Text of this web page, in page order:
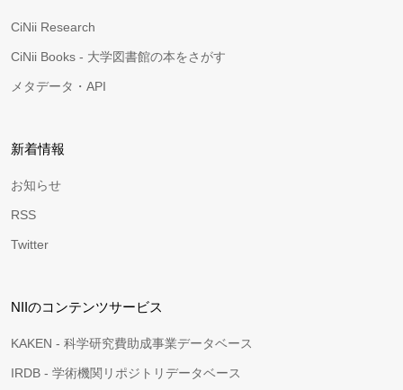
CiNii Research
CiNii Books - 大学図書館の本をさがす
メタデータ・API
新着情報
お知らせ
RSS
Twitter
NIIのコンテンツサービス
KAKEN - 科学研究費助成事業データベース
IRDB - 学術機関リポジトリデータベース